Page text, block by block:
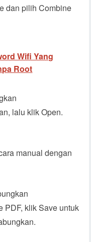
dan pilih Combine
Wifi Yang
Root
lalu klik Open.
manual dengan
PDF, klik Save untuk